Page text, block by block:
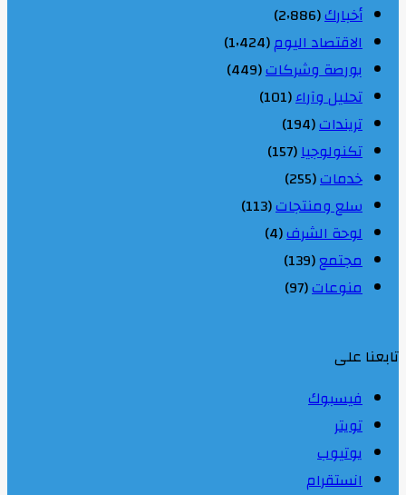
أخبارك(2٬886)
الاقتصاد اليوم(1٬424)
بورصة وشركات(449)
تحليل وآراء(101)
تريندات(194)
تكنولوجيا(157)
خدمات(255)
سلع ومنتجات(113)
لوحة الشرف(4)
مجتمع(139)
منوعات(97)
تابعنا على
فيسبوك
تويتر
يوتيوب
انستقرام